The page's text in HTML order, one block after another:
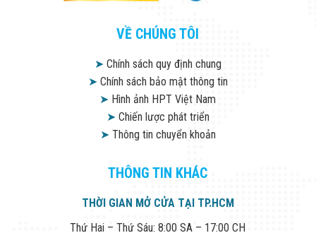
VỀ CHÚNG TÔI
➤Chính sách quy định chung
➤Chính sách bảo mật thông tin
➤ Hình ảnh HPT Việt Nam
➤Chiến lược phát triển
➤Thông tin chuyển khoản
THÔNG TIN KHÁC
THỜI GIAN MỞ CỬA TẠI TP.HCM
Thứ Hai – Thứ Sáu: 8:00 SA – 17:00 CH